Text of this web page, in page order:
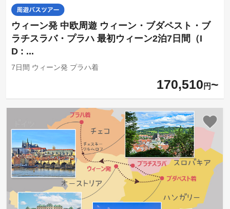
ウィーン発 中欧周遊 ウィーン・ブダペスト・ブ
ラチスラバ・プラハ 最初ウィーン2泊7日間（I
D : ...
7日間 ウィーン発 プラハ着
170,510 円